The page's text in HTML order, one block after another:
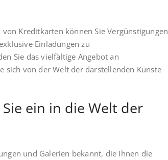
Kreditkarten können Sie Vergünstigungen
Einladungen zu
Sie das vielfältige Angebot an
sich von der Welt der darstellenden Künste
ein in die Welt der
und Galerien bekannt, die Ihnen die